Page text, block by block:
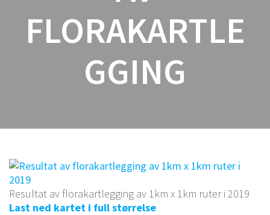
FLORAKARTLE
GGING
Resultat av florakartlegging av 1km x 1km ruter i 2019
Last ned kartet i full størrelse